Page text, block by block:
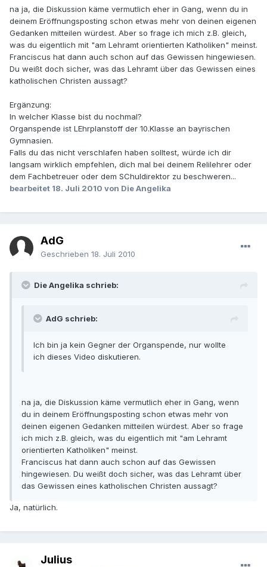
na ja, die Diskussion käme vermutlich eher in Gang, wenn du in
deinem Eröffnungsposting schon etwas mehr von deinen eigenen
Gedanken mitteilen würdest. Aber so frage ich mich z.B. gleich,
was du eigentlich mit "am Lehramt orientierten Katholiken" meinst.
Franciscus hat dann auch schon auf das Gewissen hingewiesen.
Du weißt doch sicher, was das Lehramt über das Gewissen eines
katholischen Christen aussagt?
Ergänzung:
In welcher Klasse bist du nochmal?
Organspende ist LEhrplanstoff der 10.Klasse an bayrischen
Gymnasien.
Falls du das nicht verschlafen haben solltest, würde ich dir
langsam wirklich empfehlen, dich mal bei deinem Relilehrer oder
dem Fachbetreuer oder dem SChuldirektor zu beschweren...
bearbeitet 18. Juli 2010 von Die Angelika
AdG
Geschrieben 18. Juli 2010
Die Angelika schrieb:
AdG schrieb:
Ich bin ja kein Gegner der Organspende, nur wollte
ich dieses Video diskutieren.
na ja, die Diskussion käme vermutlich eher in Gang, wenn
du in deinem Eröffnungsposting schon etwas mehr von
deinen eigenen Gedanken mitteilen würdest. Aber so frage
ich mich z.B. gleich, was du eigentlich mit "am Lehramt
orientierten Katholiken" meinst.
Franciscus hat dann auch schon auf das Gewissen
hingewiesen. Du weißt doch sicher, was das Lehramt über
das Gewissen eines katholischen Christen aussagt?
Ja, natürlich.
Julius